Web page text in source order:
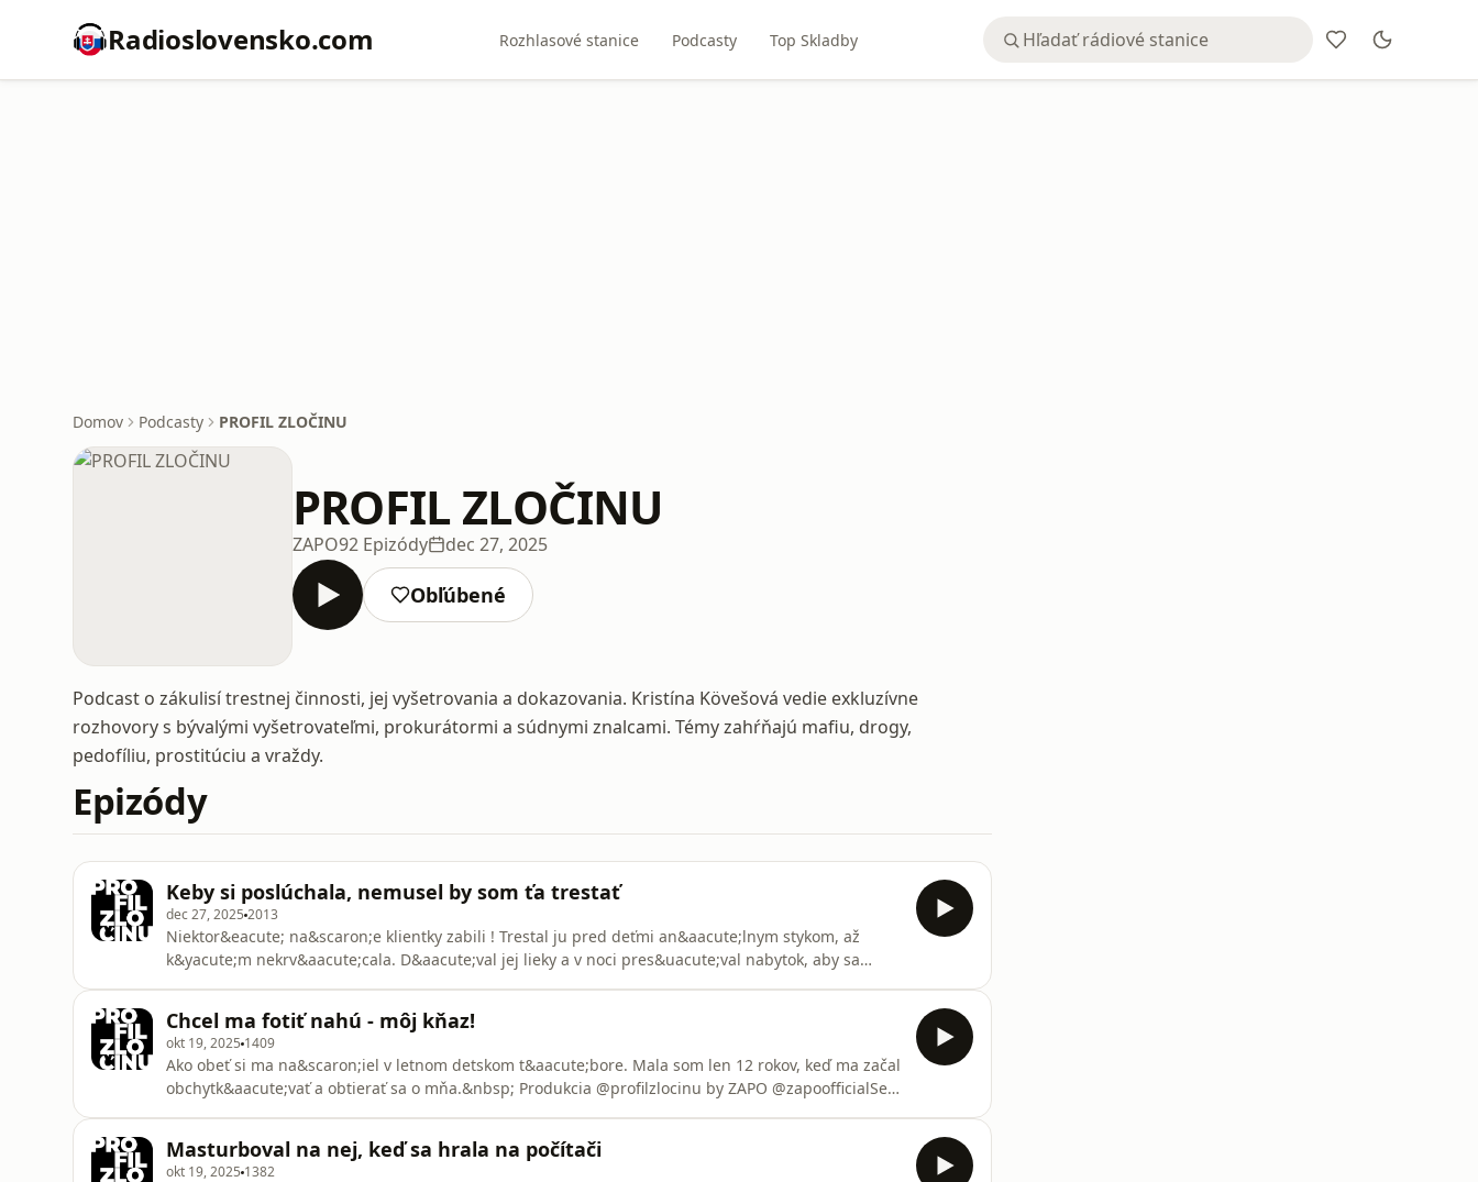
Radioslovensko.com Rozhlasové stanice Podcasty Top Skladby
Domov Podcasty PROFIL ZLOČINU
PROFIL ZLOČINU
ZAPO92 Epizódy dec 27, 2025
Obľúbené
Podcast o zákulisí trestnej činnosti, jej vyšetrovania a dokazovania. Kristína Kövešová vedie exkluzívne
rozhovory s bývalými vyšetrovateľmi, prokurátormi a súdnymi znalcami. Témy zahŕňajú mafiu, drogy,
pedofíliu, prostitúciu a vraždy.
Epizódy
Keby si poslúchala, nemusel by som ťa trestať
dec 27, 2025 2013
Niektor&eacute; na&scaron;e klientky zabili ! Trestal ju pred deťmi an&aacute;lnym stykom, až
k&yacute;m nekrv&aacute;cala. D&aacute;val jej lieky a v noci pres&uacute;val nabytok, aby sa
Chcel ma fotiť nahú - môj kňaz!
okt 19, 2025 1409
Ako obeť si ma na&scaron;iel v letnom detskom t&aacute;bore. Mala som len 12 rokov, keď ma začal
obchytk&aacute;vať a obtierať sa o mňa.&nbsp; Produkcia @profilzlocinu by ZAPO @zapoofficialSee
Masturboval na nej, keď sa hrala na počítači
okt 19, 2025 1382